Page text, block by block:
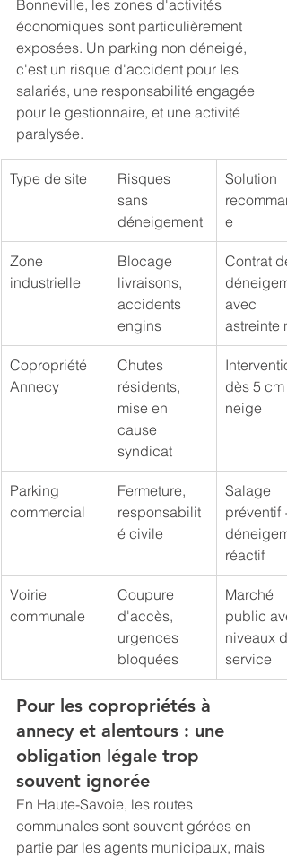
Bonneville, les zones d'activités
économiques sont particulièrement
exposées. Un parking non déneigé,
c'est un risque d'accident pour les
salariés, une responsabilité engagée
pour le gestionnaire, et une activité
paralysée.
Type de site
Risques
sans
déneigement
Solution
e
Zone
industrielle
Blocage
livraisons,
accidents
engins
Contrat de
avec
astreinte
Copropriété
Annecy
Chutes
résidents,
mise en
cause
syndicat
dès 5 cm
neige
Parking
commercial
Fermeture,
responsabilit
é civile
Salage
préventif
réactif
Voirie
communale
Coupure
d'accès,
urgences
bloquées
Marché
public
niveaux
service
Pour les copropriétés à
annecy et alentours : une
obligation légale trop
souvent ignorée
En Haute-Savoie, les routes
communales sont souvent gérées en
partie par les agents municipaux, mais